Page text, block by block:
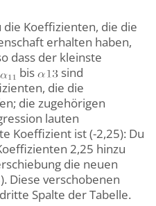
Koeffizienten, die die
erhalten haben,
dass der kleinste
bis
sind
die die
die zugehörigen
lauten
Koeffizient ist (-2,25): Du
2,25 hinzu
die neuen
Diese verschobenen
Spalte der Tabelle.